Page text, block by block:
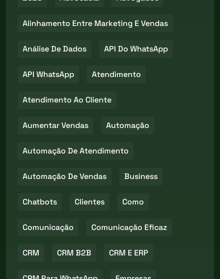
Alinhamento Entre Marketing E Vendas
Análise De Dados API Do WhatsApp
API WhatsApp Atendimento
Atendimento Ao Cliente
Aumentar Vendas Automação
Automação De Atendimento
Automação De Vendas Business
Chatbots Clientes Como
Comunicação Comunicação Eficaz
CRM CRM B2B CRM E ERP